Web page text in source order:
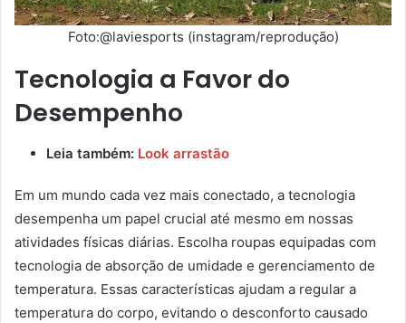
Foto:@laviesports (instagram/reprodução)
Tecnologia a Favor do
Desempenho
Leia também: Look arrastão
Em um mundo cada vez mais conectado, a tecnologia
desempenha um papel crucial até mesmo em nossas
atividades físicas diárias. Escolha roupas equipadas com
tecnologia de absorção de umidade e gerenciamento de
temperatura. Essas características ajudam a regular a
temperatura do corpo, evitando o desconforto causado